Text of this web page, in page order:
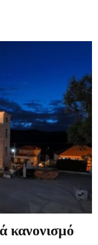
κανονισμό